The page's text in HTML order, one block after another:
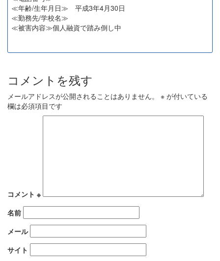
≪年齢/生年月日≫ 平成3年4月30日
≪勤務先/学校名≫
≪被害内容≫個人融資で踏み倒し中
コメントを残す
メールアドレスが公開されることはありません。 ※ が付いている
欄は必須項目です
コメント ※
名前
メール
サイト